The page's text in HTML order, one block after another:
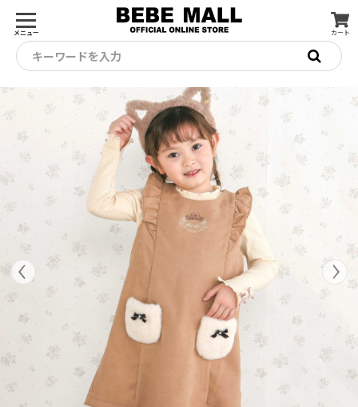
メニュー カート
キーワードを入力